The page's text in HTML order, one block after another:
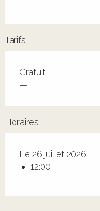
Tarifs
Tarifs 2026
Gratuit
—
Horaires
Le 26 juillet 2026
12:00